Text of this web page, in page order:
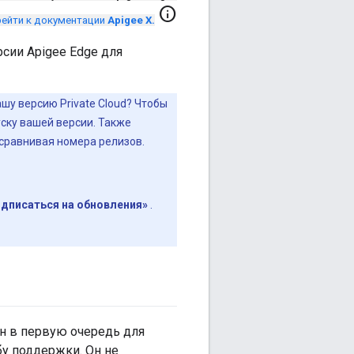
к документации Apigee X. info
Apigee Edge для
версию Private Cloud? Чтобы
вашей версии. Также
номера релизов.
на обновления»
в первую очередь для
поддержки. Он не